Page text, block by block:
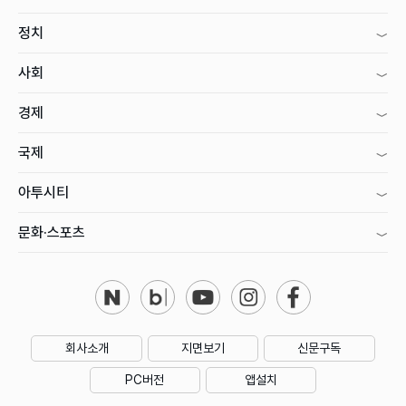
정치
사회
경제
국제
아투시티
문화·스포츠
회사소개 지면보기 신문구독
PC버전 앱설치